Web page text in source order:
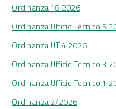
Ordinanza 18 2026
Ordinanza Ufficio Tecnico 5
Ordinanza UT 4 2026
Ordinanza Ufficio Tecnico 3
Ordinanza Ufficio Tecnico 1
Ordinanza 2/2026